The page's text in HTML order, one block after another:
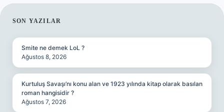
SIDEBAR
SON YAZILAR
Smite ne demek LoL ?
Ağustos 8, 2026
Kurtuluş Savaşı’nı konu alan ve 1923 yılında kitap olarak basılan
roman hangisidir ?
Ağustos 7, 2026